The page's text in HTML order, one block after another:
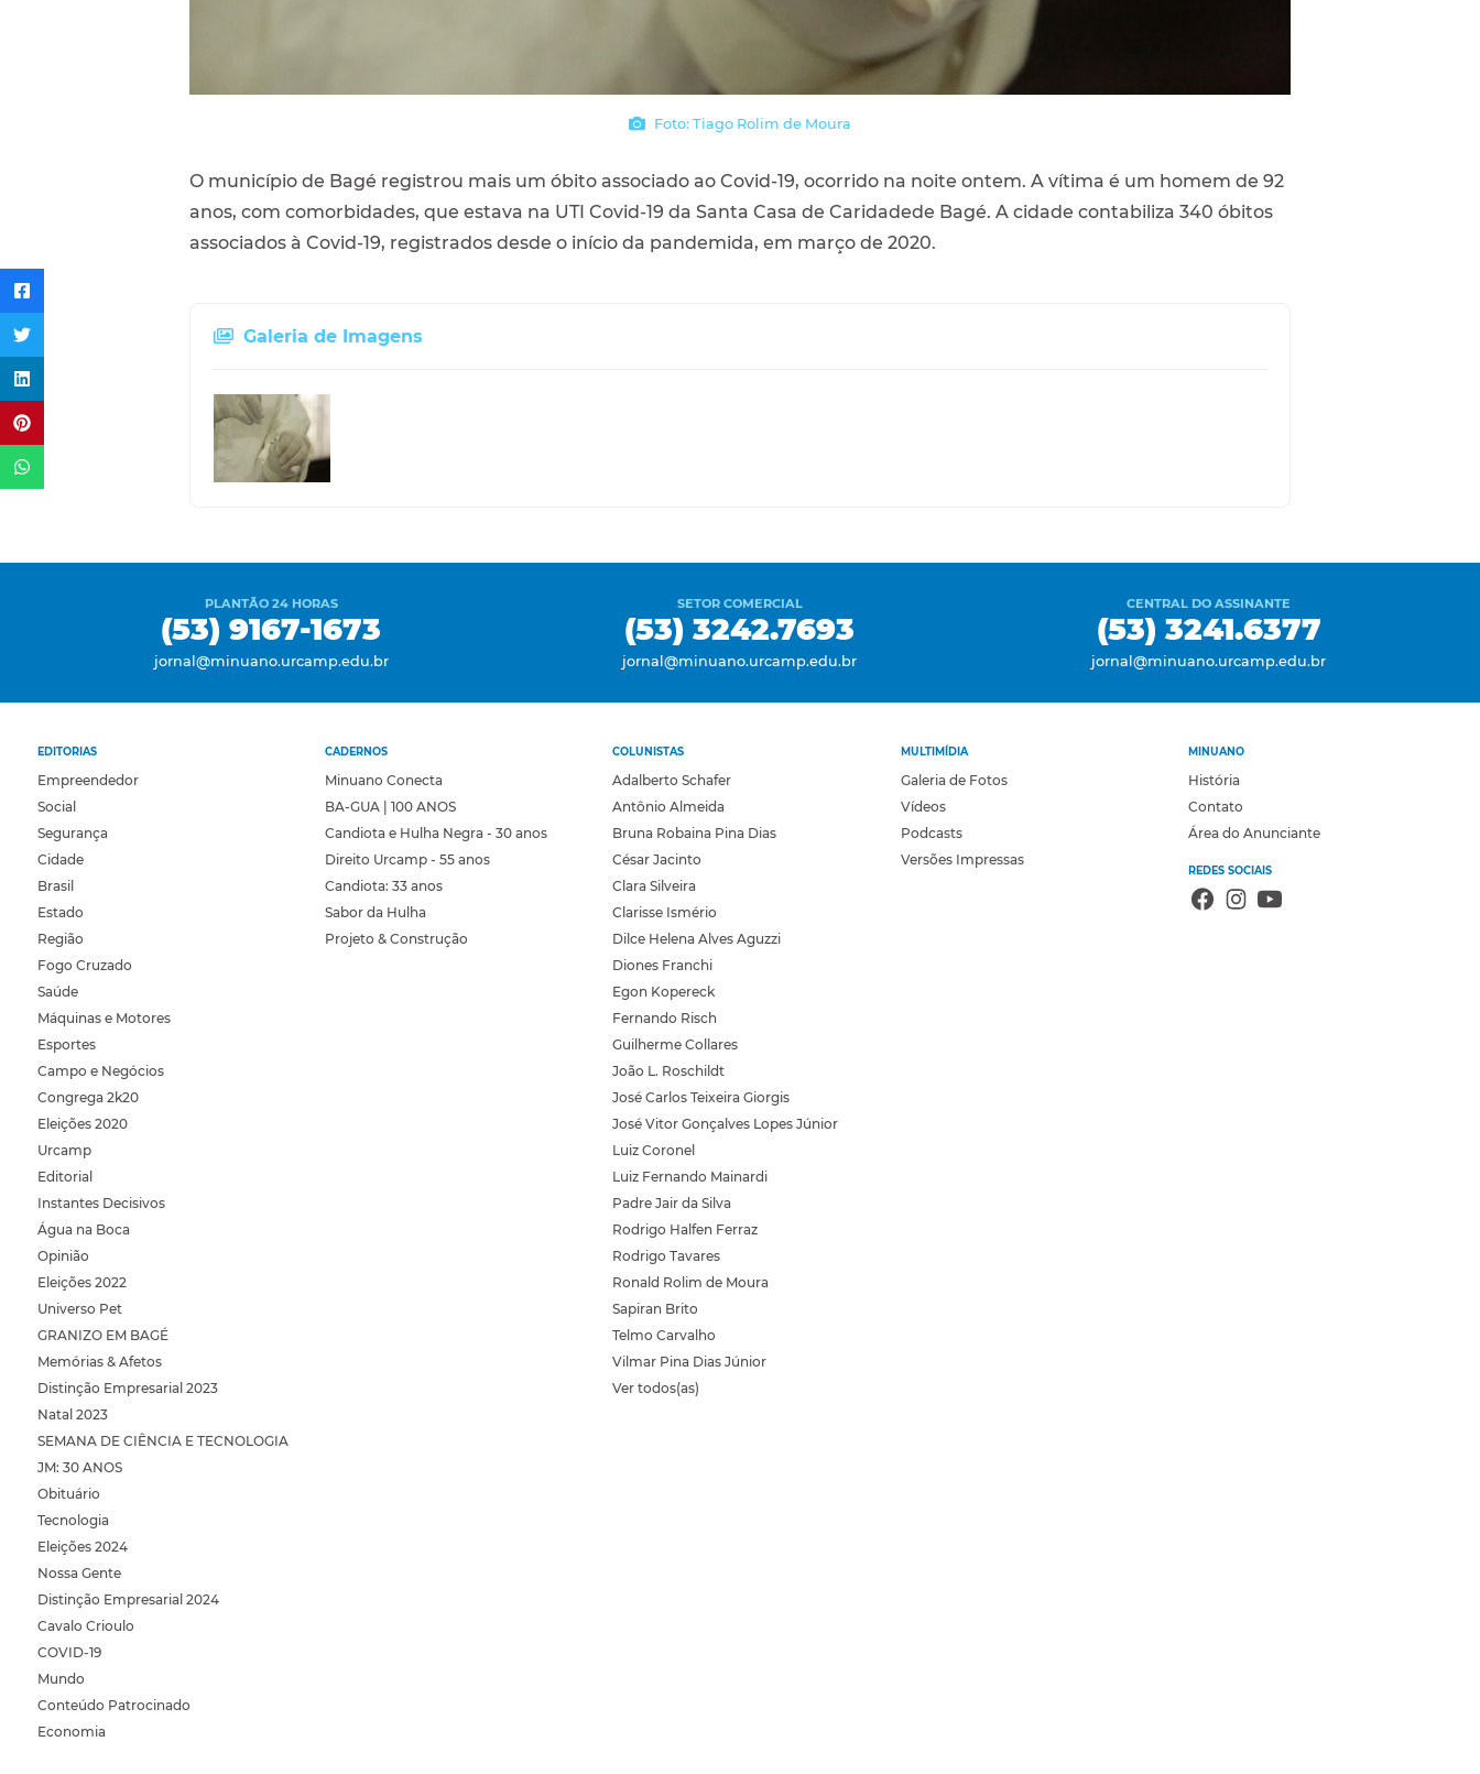
Foto: Tiago Rolim de Moura
O município de Bagé registrou mais um óbito associado ao Covid-19, ocorrido na noite ontem. A vítima é um homem de 92
anos, com comorbidades, que estava na UTI Covid-19 da Santa Casa de Caridadede Bagé. A cidade contabiliza 340 óbitos
associados à Covid-19, registrados desde o início da pandemida, em março de 2020.
Galeria de Imagens
PLANTÃO 24 HORAS
(53) 9167-1673
jornal@minuano.urcamp.edu.br
SETOR COMERCIAL
(53) 3242.7693
jornal@minuano.urcamp.edu.br
CENTRAL DO ASSINANTE
(53) 3241.6377
jornal@minuano.urcamp.edu.br
EDITORIAS
Empreendedor
Social
Segurança
Cidade
Brasil
Estado
Região
Fogo Cruzado
Saúde
Máquinas e Motores
Esportes
Campo e Negócios
Congrega 2k20
Eleições 2020
Urcamp
Editorial
Instantes Decisivos
Água na Boca
Opinião
Eleições 2022
Universo Pet
GRANIZO EM BAGÉ
Memórias & Afetos
Distinção Empresarial 2023
Natal 2023
SEMANA DE CIÊNCIA E TECNOLOGIA
JM: 30 ANOS
Obituário
Tecnologia
Eleições 2024
Nossa Gente
Distinção Empresarial 2024
Cavalo Crioulo
COVID-19
Mundo
Conteúdo Patrocinado
Economia
CADERNOS
Minuano Conecta
BA-GUA | 100 ANOS
Candiota e Hulha Negra - 30 anos
Direito Urcamp - 55 anos
Candiota: 33 anos
Sabor da Hulha
Projeto & Construção
COLUNISTAS
Adalberto Schafer
Antônio Almeida
Bruna Robaina Pina Dias
César Jacinto
Clara Silveira
Clarisse Ismério
Dilce Helena Alves Aguzzi
Diones Franchi
Egon Kopereck
Fernando Risch
Guilherme Collares
João L. Roschildt
José Carlos Teixeira Giorgis
José Vitor Gonçalves Lopes Júnior
Luiz Coronel
Luiz Fernando Mainardi
Padre Jair da Silva
Rodrigo Halfen Ferraz
Rodrigo Tavares
Ronald Rolim de Moura
Sapiran Brito
Telmo Carvalho
Vilmar Pina Dias Júnior
Ver todos(as)
MULTIMÍDIA
Galeria de Fotos
Vídeos
Podcasts
Versões Impressas
MINUANO
História
Contato
Área do Anunciante
REDES SOCIAIS